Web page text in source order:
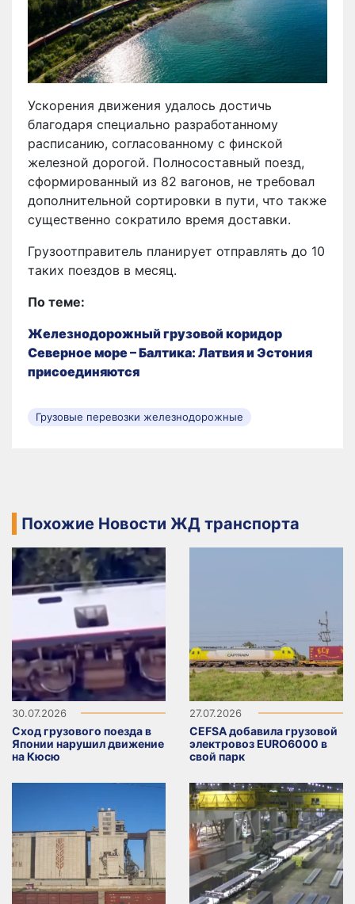
Ускорения движения удалось достичь
благодаря специально разработанному
расписанию, согласованному с финской
железной дорогой. Полносоставный поезд,
сформированный из 82 вагонов, не требовал
дополнительной сортировки в пути, что также
существенно сократило время доставки.
Грузоотправитель планирует отправлять до 10
таких поездов в месяц.
По теме:
Железнодорожный грузовой коридор
Северное море – Балтика: Латвия и Эстония
присоединяются
Грузовые перевозки железнодорожные
Похожие Новости ЖД транспорта
30.07.2026
Сход грузового поезда в
Японии нарушил движение
на Кюсю
27.07.2026
CEFSA добавила грузовой
электровоз EURO6000 в
свой парк